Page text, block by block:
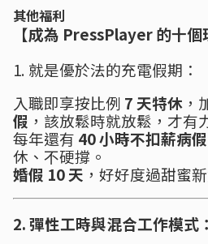
其他福利
【成為 PressPlayer 的十個
1. 就是優於法的充電假期：
入職即享按比例 7 天特休 ，
假 ，該放鬆時就放鬆，才有
每年還有 40 小時不扣薪病假
休、不硬撐。
婚假 10 天 ，好好度過甜蜜
2. 彈性工時與混合工作模式：